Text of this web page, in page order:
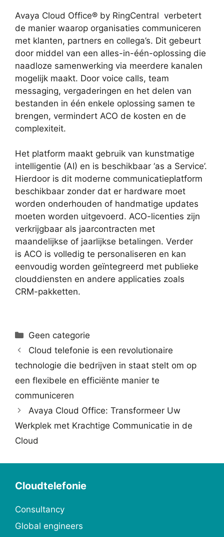
Avaya Cloud Office® by RingCentral verbetert
de manier waarop organisaties communiceren
met klanten, partners en collega’s. Dit gebeurt
door middel van een alles-in-één-oplossing die
naadloze samenwerking via meerdere kanalen
mogelijk maakt. Door voice calls, team
messaging, vergaderingen en het delen van
bestanden in één enkele oplossing samen te
brengen, vermindert ACO de kosten en de
complexiteit.
Het platform maakt gebruik van kunstmatige
intelligentie (AI) en is beschikbaar ‘as a Service’.
Hierdoor is dit moderne communicatieplatform
beschikbaar zonder dat er hardware moet
worden onderhouden of handmatige updates
moeten worden uitgevoerd. ACO-licenties zijn
verkrijgbaar als jaarcontracten met
maandelijkse of jaarlijkse betalingen. Verder
is ACO is volledig te personaliseren en kan
eenvoudig worden geïntegreerd met publieke
clouddiensten en andere applicaties zoals
CRM-pakketten.
Categorieën
Geen categorie
Cloud telefonie is een revolutionaire
technologie die bedrijven in staat stelt om op
een flexibele en efficiënte manier te
communiceren
Avaya Cloud Office: Transformeer Uw
Werkplek met Krachtige Communicatie in de
Cloud
Cloudtelefonie
Consultancy
Global engineers